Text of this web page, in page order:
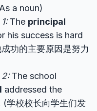
a noun)
The principal
his success is hard
功的主要原因是努力
2:The school
addressed the
(学校校长向学生们发